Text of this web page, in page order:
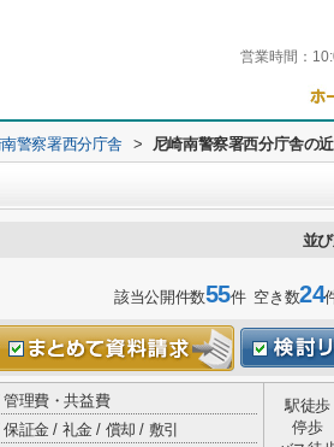
営業時間：
警察署西分庁舎 > 尼崎南警察署西分庁舎の
並び
該当公開件数55件 空き数24
理費・共益費
証金 / 礼金 / 償却 / 敷引
駅徒歩
停歩